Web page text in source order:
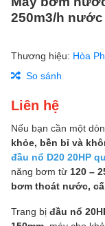
250m3/h
Thương hiệu: Hòa
So sánh
Liên hệ
Nếu bạn cần một
khỏe, bền bỉ và
đầu nổ D20 20HP
năng bơm từ 120 –
bơm thoát nước,
Trang bị đầu nổ